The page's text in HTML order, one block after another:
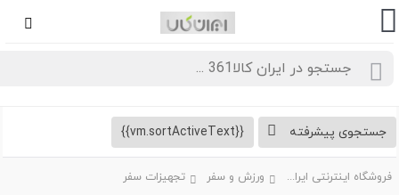
پیشرفته
فروشگاه اینترنتی ایران کالا361 ورزش و سفر تجهیزات سفر